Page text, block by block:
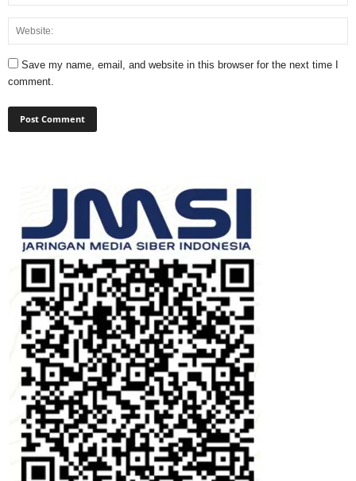
Save my name, email, and website in this browser for the next time I
comment.